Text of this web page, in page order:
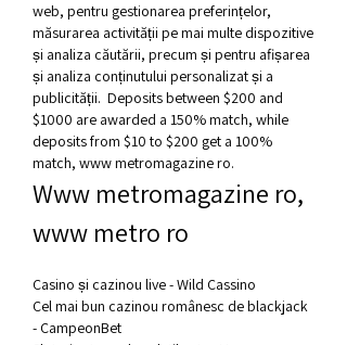
web, pentru gestionarea preferințelor,
măsurarea activității pe mai multe dispozitive
și analiza căutării, precum și pentru afișarea
și analiza conținutului personalizat și a
publicității.  Deposits between $200 and
$1000 are awarded a 150% match, while
deposits from $10 to $200 get a 100%
match, www metromagazine ro.
Www metromagazine ro,
www metro ro
Casino și cazinou live - Wild Cassino
Cel mai bun cazinou românesc de blackjack
- CampeonBet